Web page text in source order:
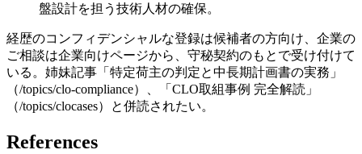
盤設計を担う技術人材の確保。
経歴のコンフィデンシャルな登録は候補者の方向け、企業の
ご相談は企業向けページから、守秘契約のもとで受け付けて
いる。姉妹記事「特定荷主の判定と中長期計画書の実務」
（/topics/clo-compliance）、「CLO取組事例 完全解読」
（/topics/clocases）と併読されたい。
References